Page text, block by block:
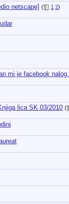
netscape] ( 1 2)
mi je facebook nalog.
lica SK 03/2010 (